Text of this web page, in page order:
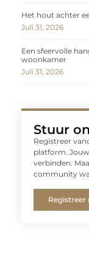
Het hout achter
Juli 31, 2026
Een sfeervolle
woonkamer
Juli 31, 2026
Stuur
Registreer
platform.
verbinden.
community
Registreer